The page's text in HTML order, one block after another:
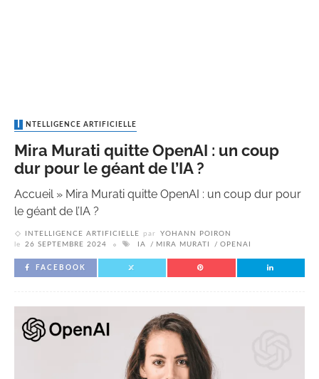
INTELLIGENCE ARTIFICIELLE
Mira Murati quitte OpenAI : un coup
dur pour le géant de l’IA ?
Accueil» Mira Murati quitte OpenAI : un coup dur pour
le géant de l’IA ?
INTELLIGENCE ARTIFICIELLE par
YOHANN POIRON
le
26 SEPTEMBRE 2024 IA MIRA MURATI OPENAI
FACEBOOK